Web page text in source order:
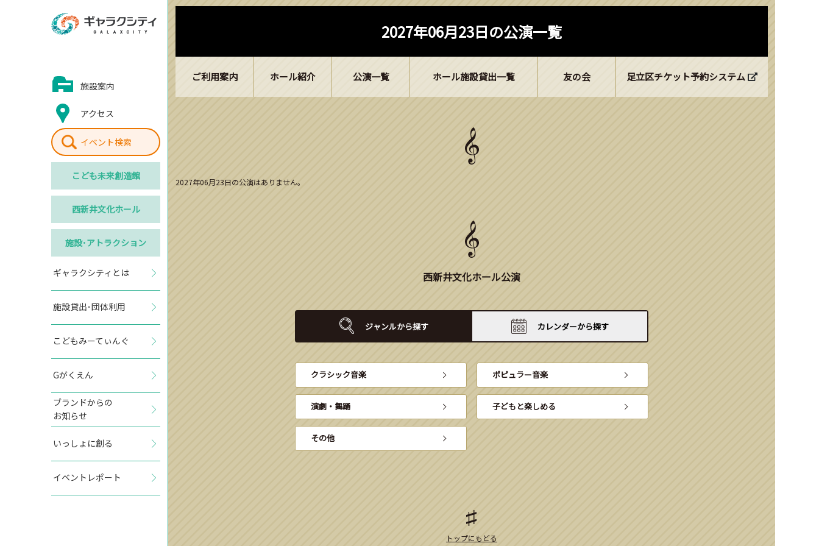
施設案内
アクセス
イベント検索
こども未来創造館
西新井文化ホール
施設･アトラクション
ギャラクシティとは
施設貸出･団体利用
こどもみーてぃんぐ
Gがくえん
ブランドからの
お知らせ
いっしょに創る
イベントレポート
2027年06月23日の公演一覧
ご利用案内 ホール紹介 公演一覧 ホール施設貸出一覧 友の会 足立区チケット予約システム
2027年06月23日の公演はありません。
西新井文化ホール公演
ジャンルから探す カレンダーから探す
クラシック音楽 ポピュラー音楽
演劇・舞踊 子どもと楽しめる
その他
トップにもどる